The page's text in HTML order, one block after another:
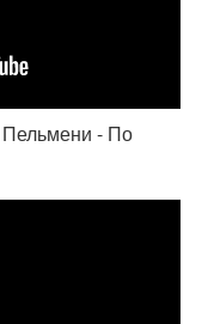
- По